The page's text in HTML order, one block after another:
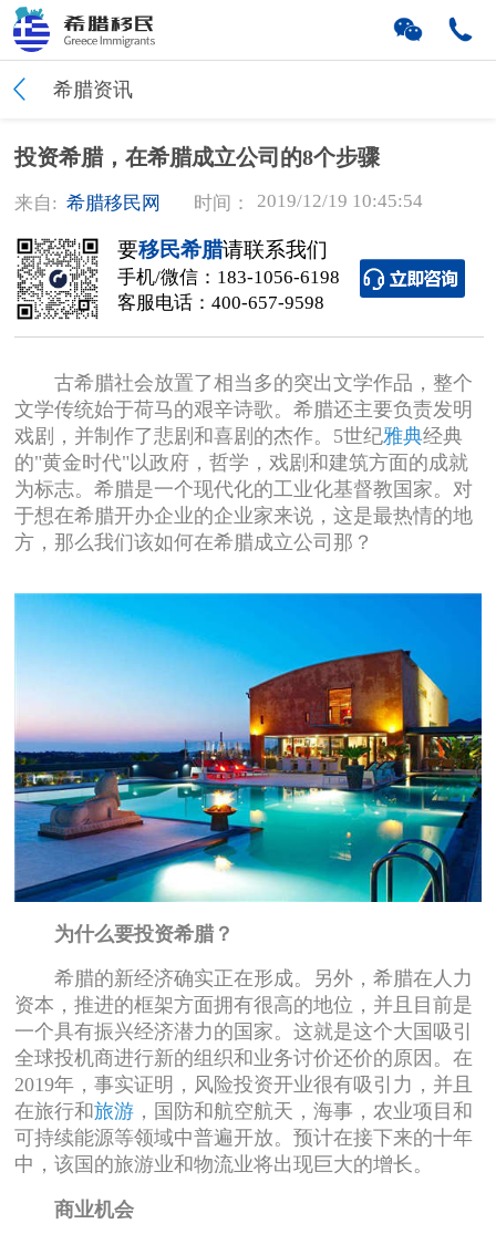
希腊资讯
投资希腊，在希腊成立公司的8个步骤
来自: 希腊移民网 时间： 2019/12/19 10:45:54
要移民希腊请联系我们
手机/微信： 183-1056-6198
客服电话： 400-657-9598
古希腊社会放置了相当多的突出文学作品，整个
文学传统始于荷马的艰辛诗歌。希腊还主要负责发明
戏剧，并制作了悲剧和喜剧的杰作。5世纪雅典经典
的"黄金时代"以政府，哲学，戏剧和建筑方面的成就
为标志。希腊是一个现代化的工业化基督教国家。对
于想在希腊开办企业的企业家来说，这是最热情的地
方，那么我们该如何在希腊成立公司那？
为什么要投资希腊？
希腊的新经济确实正在形成。另外，希腊在人力
资本，推进的框架方面拥有很高的地位，并且目前是
一个具有振兴经济潜力的国家。这就是这个大国吸引
全球投机商进行新的组织和业务讨价还价的原因。在
2019年，事实证明，风险投资开业很有吸引力，并且
在旅行和旅游 ，国防和航空航天，海事，农业项目和
可持续能源等领域中普遍开放。预计在接下来的十年
中，该国的旅游业和物流业将出现巨大的增长。
商业机会